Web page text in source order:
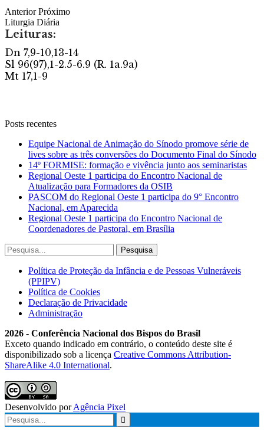
AnteriorPróximo
Liturgia Diária
Posts recentes
Equipe Nacional de Animação do Sínodo promove série de
lives sobre as três conversões do Documento Final do Sínodo
14º FORMISE: formação e vivência junto aos seminaristas
Regional Oeste 1 participa do Encontro Nacional de
Atualização para Formadores da OSIB
PASCOM do Regional Oeste 1 participa do 9° Encontro
Nacional, em Aparecida
Regional Oeste 1 participa do Encontro Nacional de
Coordenadores de Pastoral, em Brasília
Política de Proteção da Infância e de Pessoas Vulneráveis
(PPIPV)
Política de Cookies
Declaração de Privacidade
Administração
2026 - Conferência Nacional dos Bispos do Brasil
Exceto quando indicado em contrário, o conteúdo deste site é
disponibilizado sob a licença Creative Commons Attribution-
ShareAlike 4.0 International.
Desenvolvido porAgência Pixel